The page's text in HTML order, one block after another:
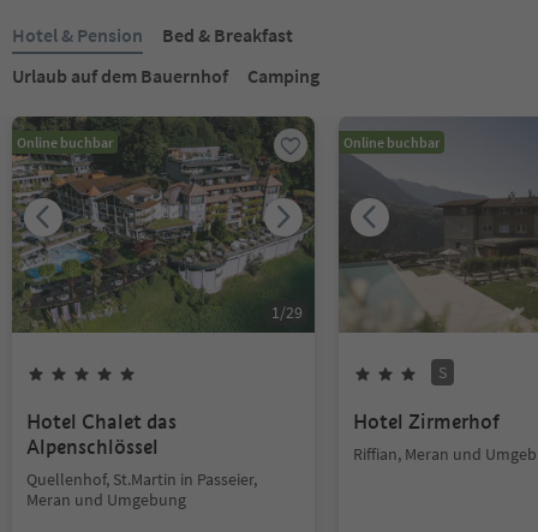
Hotel & Pension
Bed & Breakfast
Urlaub auf dem Bauernhof
Camping
Online buchbar
1 /29
Hotel Chalet das
Alpenschlössel
Quellenhof, St.Martin in Passeier,
Meran und Umgebung
Online buchbar
S
Hotel Zirmerhof
Riffian, Meran und